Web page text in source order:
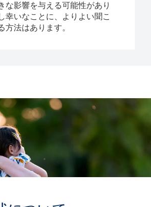
な影響を与える可能性があり
幸いなことに、よりよい聞こ
方法はあります。